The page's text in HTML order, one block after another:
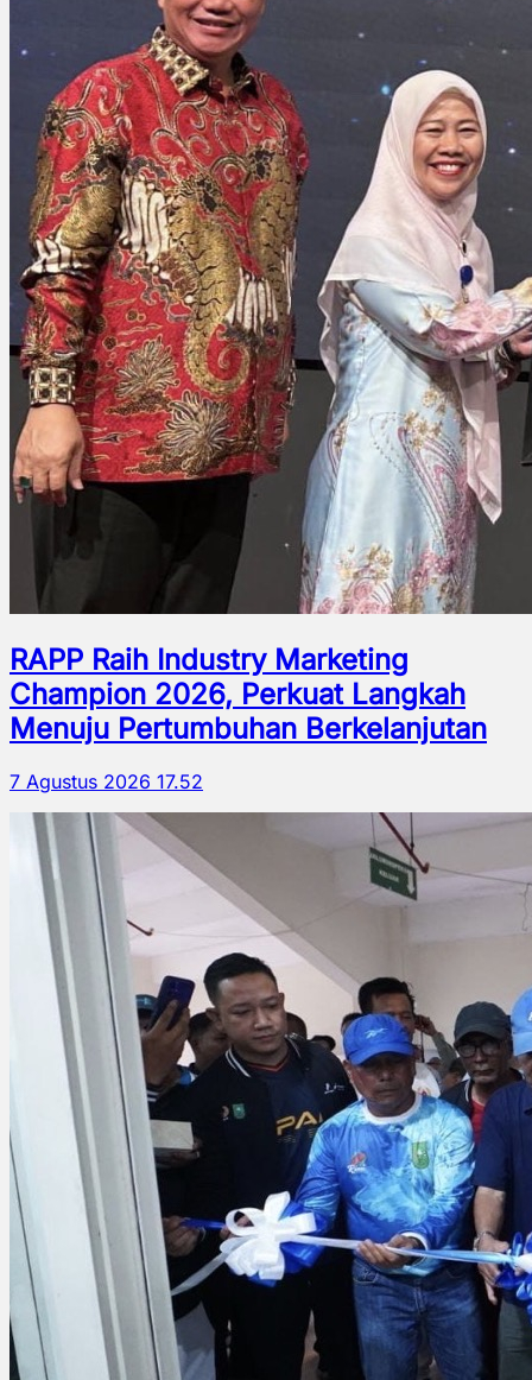
RAPP Raih Industry Marketing
Champion 2026, Perkuat Langkah
Menuju Pertumbuhan Berkelanjutan
7 Agustus 2026 17.52